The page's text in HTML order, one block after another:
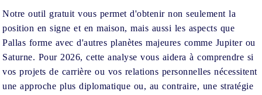
Notre outil gratuit vous permet d'obtenir non seulement la
position en signe et en maison, mais aussi les aspects que
Pallas forme avec d'autres planètes majeures comme Jupiter ou
Saturne. Pour 2026, cette analyse vous aidera à comprendre si
vos projets de carrière ou vos relations personnelles nécessitent
une approche plus diplomatique ou, au contraire, une stratégie